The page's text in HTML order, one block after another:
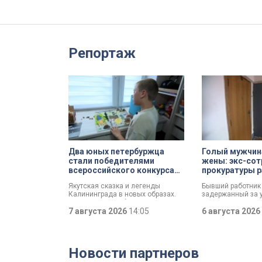
Репортаж
Два юных петербуржца
стали победителями
всероссийского конкурса
Якутская сказка и легенды
Калининграда в новых образах.
победителями всероссийского
прочтение народным сюжетам.
7 августа 2026 14:05
Голый
жены: экс-
прокуратуры
Бывший работник
задержанный за
которые толкнули
6 августа 2026
Новости партнеров